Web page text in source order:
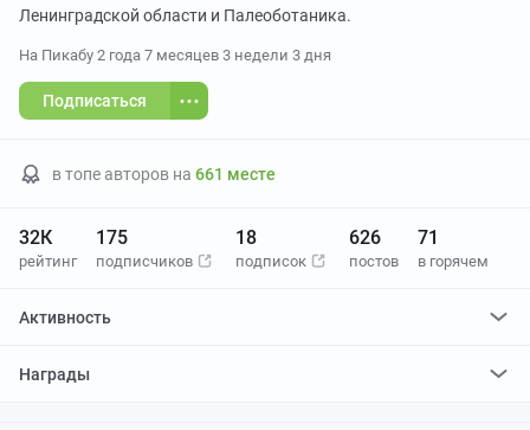
Ленинградской области и Палеоботаника.
На Пикабу 2 года 7 месяцев 3 недели 3 дня
Подписаться
в топе авторов на 661 месте
32К
рейтинг
175
подписчиков
18
подписок
626
постов
71
в горячем
Активность
отредактировал
Награды